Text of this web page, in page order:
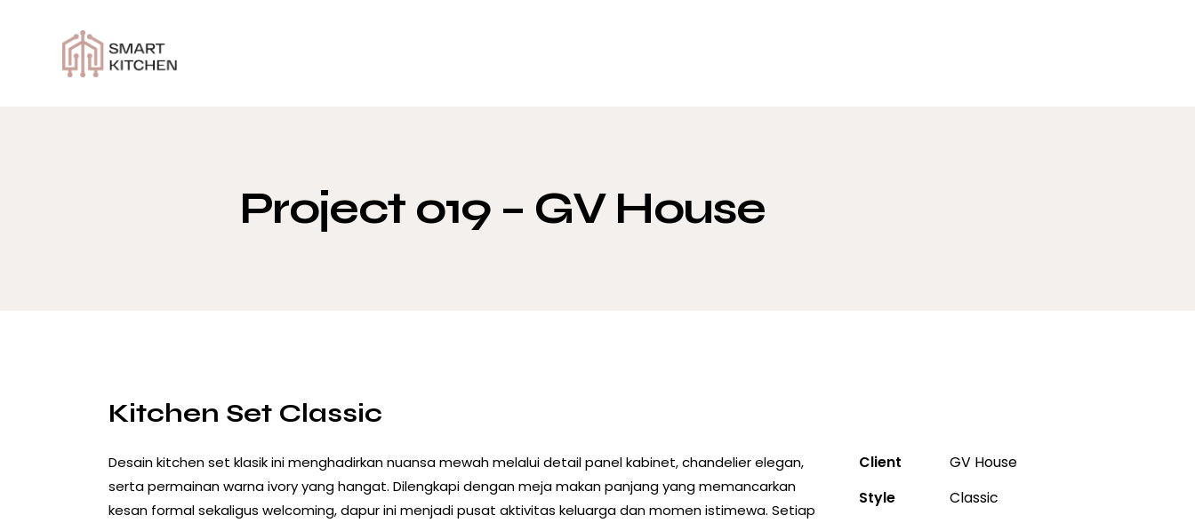
Project 019 – GV House
Kitchen Set Classic
Desain kitchen set klasik ini menghadirkan nuansa mewah melalui detail panel kabinet, chandelier elegan,
serta permainan warna ivory yang hangat. Dilengkapi dengan meja makan panjang yang memancarkan
kesan formal sekaligus welcoming, dapur ini menjadi pusat aktivitas keluarga dan momen istimewa. Setiap
Client
GV House
Style
Classic